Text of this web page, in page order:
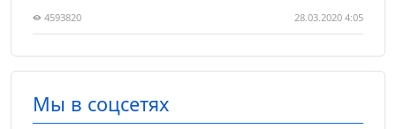
4593820 28.03.2020 4:05
Мы в соцсетях